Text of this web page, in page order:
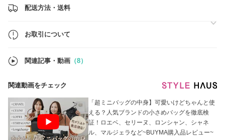
配送方法・送料
お取引について
関連記事・動画 （8）
関連動画をチェック
「超ミニバッグの中身】可愛いけどちゃんと使
える？人気ブランドの小さめバッグを徹底検
証！ロエベ、セリーヌ、ロンシャン、シャネ
ル、マルジェラなど~BUYMA購入品レビュー~